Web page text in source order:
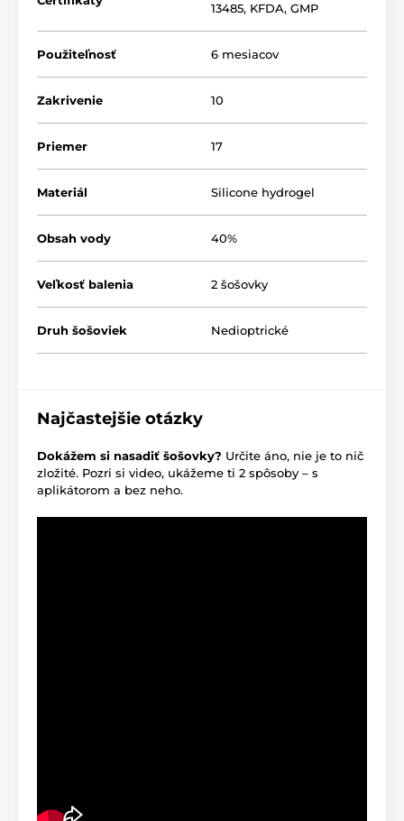
13485, KFDA, GMP
Použiteľnosť 6 mesiacov
Zakrivenie 10
Priemer 17
Materiál Silicone hydrogel
Obsah vody 40%
Veľkosť balenia 2 šošovky
Druh šošoviek Nedioptrické
Najčastejšie otázky
Dokážem si nasadiť šošovky? Určite áno, nie je to nič
zložité. Pozri si video, ukážeme ti 2 spôsoby – s
aplikátorom a bez neho.